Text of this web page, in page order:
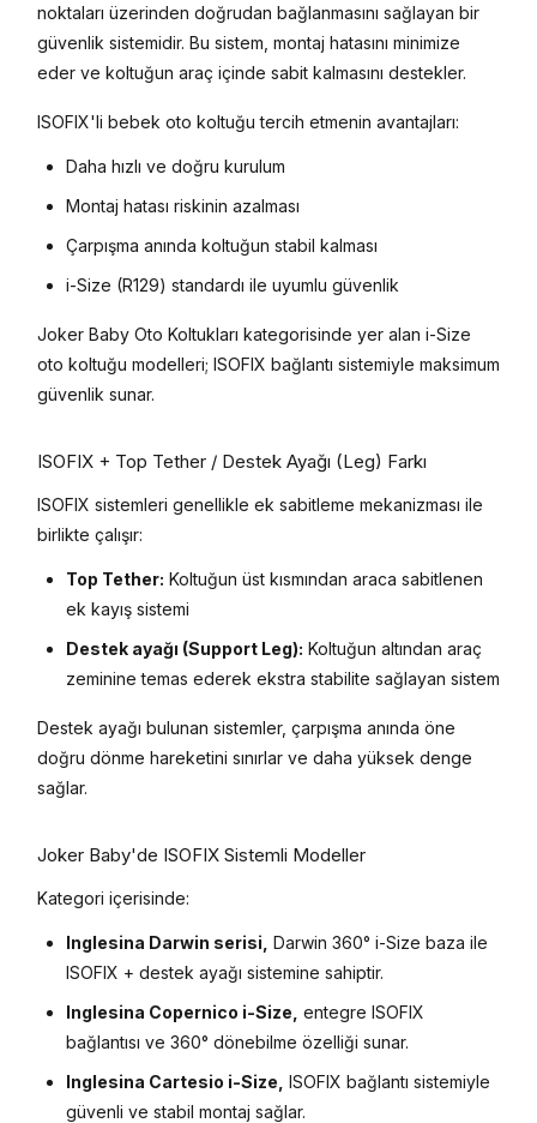
noktaları üzerinden doğrudan bağlanmasını sağlayan bir
güvenlik sistemidir. Bu sistem, montaj hatasını minimize
eder ve koltuğun araç içinde sabit kalmasını destekler.
ISOFIX'li bebek oto koltuğu tercih etmenin avantajları:
Daha hızlı ve doğru kurulum
Montaj hatası riskinin azalması
Çarpışma anında koltuğun stabil kalması
i-Size (R129) standardı ile uyumlu güvenlik
Joker Baby Oto Koltukları kategorisinde yer alan i-Size
oto koltuğu modelleri; ISOFIX bağlantı sistemiyle maksimum
güvenlik sunar.
ISOFIX + Top Tether / Destek Ayağı (Leg) Farkı
ISOFIX sistemleri genellikle ek sabitleme mekanizması ile
birlikte çalışır:
Top Tether: Koltuğun üst kısmından araca sabitlenen
ek kayış sistemi
Destek ayağı (Support Leg): Koltuğun altından araç
zeminine temas ederek ekstra stabilite sağlayan sistem
Destek ayağı bulunan sistemler, çarpışma anında öne
doğru dönme hareketini sınırlar ve daha yüksek denge
sağlar.
Joker Baby'de ISOFIX Sistemli Modeller
Kategori içerisinde:
Inglesina Darwin serisi, Darwin 360° i-Size baza ile
ISOFIX + destek ayağı sistemine sahiptir.
Inglesina Copernico i-Size, entegre ISOFIX
bağlantısı ve 360° dönebilme özelliği sunar.
Inglesina Cartesio i-Size, ISOFIX bağlantı sistemiyle
güvenli ve stabil montaj sağlar.